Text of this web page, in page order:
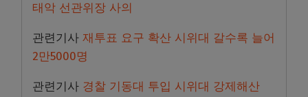
태악 선관위장 사의
관련기사 재투표 요구 확산 시위대 갈수록 늘어
2만5000명
관련기사 경찰 기동대 투입 시위대 강제해산